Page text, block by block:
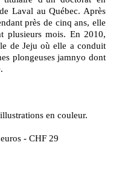
Laval au Québec. Après
près de cinq ans, elle
plusieurs mois. En 2010,
de Jeju où elle a conduit
plongeuses jamnyo dont
en couleur.
- CHF 29